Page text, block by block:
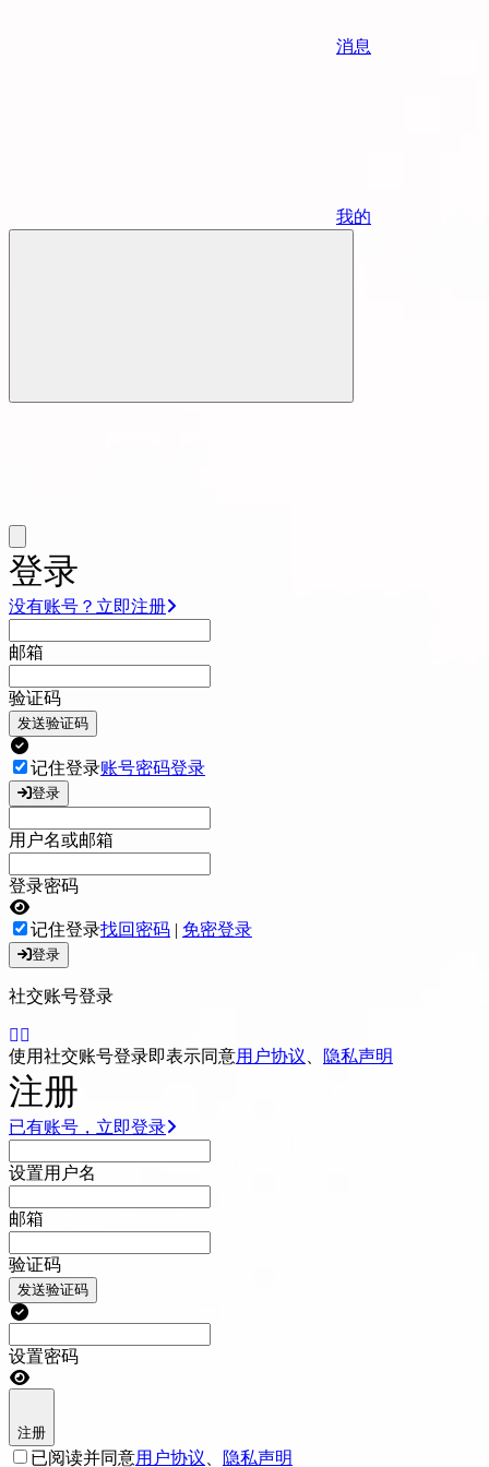
消息
我的
登录
没有账号？立即注册
邮箱
验证码
发送验证码
记住登录账号密码登录
登录
用户名或邮箱
登录密码
记住登录找回密码 | 免密登录
登录
社交账号登录
使用社交账号登录即表示同意用户协议 隐私声明
注册
已有账号，立即登录
设置用户名
邮箱
验证码
发送验证码
设置密码
注册
已阅读并同意用户协议 隐私声明